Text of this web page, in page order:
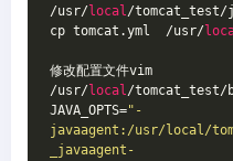
/usr/local/tomcat_test/
cp tomcat.yml  /usr/
修改配置文件vim
/usr/local/
JAVA_OPTS="-
javaagent:/usr/local/
_javaagent-